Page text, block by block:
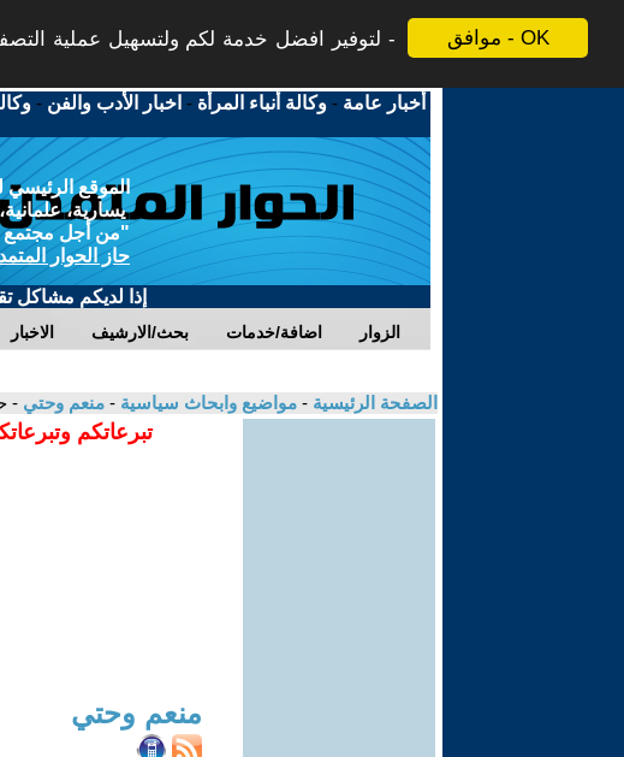
موافق - OK
لتوفير افضل خدمة لكم ولتسهيل عملية
أخبار عامة -وكالة أنباء المرأة - اخبار الأدب والفن -
الموقع
يسارية،
"من أجل مجتمع
حاز الحوار
إذا لديكم مشاكل
الاخبار بحث/الارشيف اضافة/خدمات الزوار
الصفحة الرئيسية - مواضيع وابحاث سياسية - منعم وحتي -
تبرعاتكم
منعم وحتي